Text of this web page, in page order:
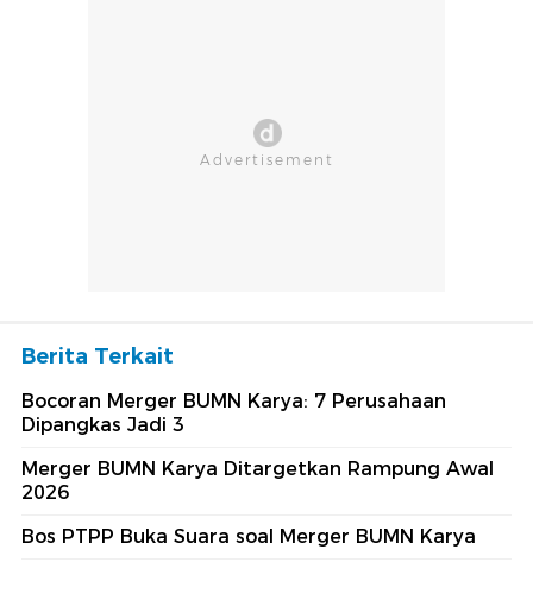
Berita Terkait
Bocoran Merger BUMN Karya: 7 Perusahaan
Dipangkas Jadi 3
Merger BUMN Karya Ditargetkan Rampung Awal
2026
Bos PTPP Buka Suara soal Merger BUMN Karya